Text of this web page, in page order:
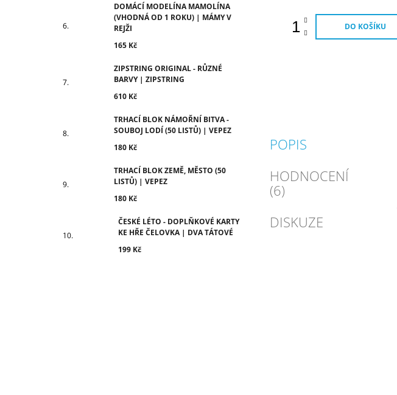
DOMÁCÍ MODELÍNA MAMOLÍNA
(VHODNÁ OD 1 ROKU) | MÁMY V
REJŽI
165 Kč
ZIPSTRING ORIGINAL - RŮZNÉ
BARVY | ZIPSTRING
610 Kč
TRHACÍ BLOK NÁMOŘNÍ BITVA -
SOUBOJ LODÍ (50 LISTŮ) | VEPEZ
180 Kč
TRHACÍ BLOK ZEMĚ, MĚSTO (50
LISTŮ) | VEPEZ
180 Kč
ČESKÉ LÉTO - DOPLŇKOVÉ KARTY
KE HŘE ČELOVKA | DVA TÁTOVÉ
199 Kč
DO KOŠÍKU
POPIS
HODNOCENÍ
(6)
DISKUZE